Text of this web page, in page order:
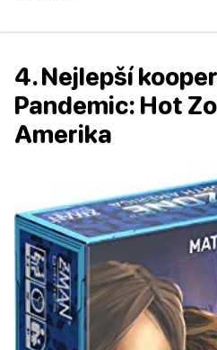
4. Nejlepší
Pandemic: Hot
Amerika